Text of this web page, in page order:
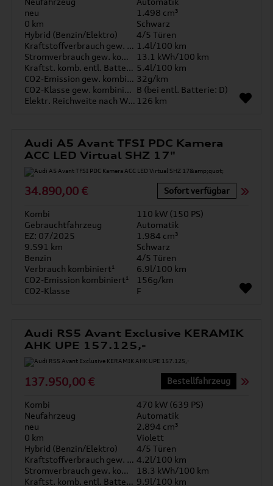
neu
1.498 cm³
0 km
Schwarz
Hybrid (Benzin/Elektro)
4/5 Türen
Kraftstoffverbrauch gew. kombiniert 1.4l/100 km
Stromverbrauch gew. kombiniert
13.1 kWh/100 km
Kraftst. komb. entl. Batterie 5.4l/100 km
CO2-Emission gew. kombiniert 32g/km
CO2-Klasse gew. kombiniert B (bei entl. Batterie: D)
Elektr. Reichweite nach WLTP* 126 km
Audi A5 Avant TFSI PDC Kamera
ACC LED Virtual SHZ 17"
34.890,00 € Sofort verfügbar
Kombi
110 kW (150 PS)
Gebrauchtfahrzeug
Automatik
EZ: 07/2025
1.984 cm³
9.591 km
Schwarz
Benzin
4/5 Türen
Verbrauch kombiniert¹
6.9l/100 km
CO2-Emission kombiniert¹
156g/km
CO2-Klasse
F
Audi RS5 Avant Exclusive KERAMIK
AHK UPE 157.125,-
137.950,00 € Bestellfahrzeug
Kombi
470 kW (639 PS)
Neufahrzeug
Automatik
neu
2.894 cm³
0 km
Violett
Hybrid (Benzin/Elektro)
4/5 Türen
Kraftstoffverbrauch gew. kombiniert 4.2l/100 km
Stromverbrauch gew. kombiniert
18.3 kWh/100 km
Kraftst. komb. entl. Batterie 9.9l/100 km